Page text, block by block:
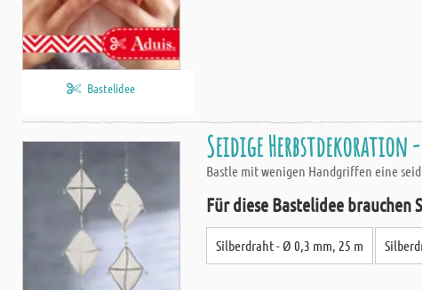
Bastelidee
Seidige
Bastle mit wenigen Handgriffen eine
Für diese Bastelidee brauchen
Silberdraht - Ø 0,3 mm, 25 m